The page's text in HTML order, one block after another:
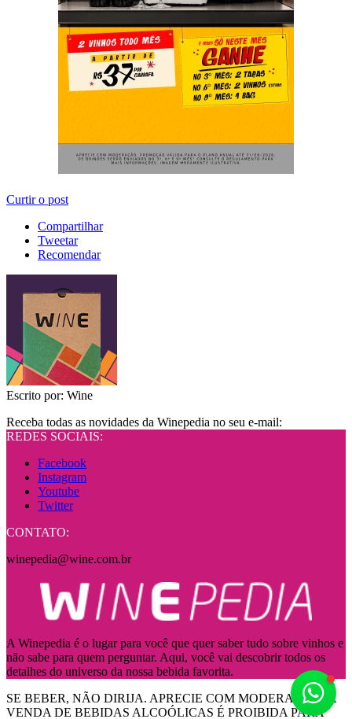
Curtir o post
Compartilhar
Tweetar
Recomendar
Escrito por: Wine
Receba todas as novidades da Winepedia no seu e-mail:
REDES SOCIAIS:
Facebook
Instagram
Youtube
Twitter
CONTATO:
winepedia@wine.com.br
A Winepedia é o lugar para você que quer saber tudo sobre vinhos e
não sabe para quem perguntar. Aqui, você vai descobrir todos os
detalhes do universo da nossa bebida favorita.
SE BEBER, NÃO DIRIJA. APRECIE COM MODERAÇÃO! A
VENDA DE BEBIDAS ALCOÓLICAS É PROIBIDA PARA